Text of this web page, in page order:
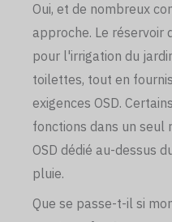
Oui, et de nombreux
approche. Le réservoir
pour l'irrigation du
toilettes, tout en
exigences OSD.
fonctions dans un seul
OSD dédié au-dessus
pluie.
Que se passe-t-il si